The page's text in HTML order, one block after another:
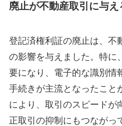
廃止が不動産取引に与え
登記済権利証の廃止は、不
の影響を与えました。特に
要になり、電子的な識別情
手続きが主流となったこと
により、取引のスピードが
正取引の抑制にもつながっ